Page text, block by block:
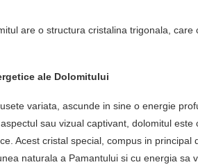
are o structura cristalina trigonala,
ale Dolomitului
variata, ascunde in sine o energie
sau vizual captivant, dolomitul
Acest cristal special, compus in
naturala a Pamantului si cu energia sa